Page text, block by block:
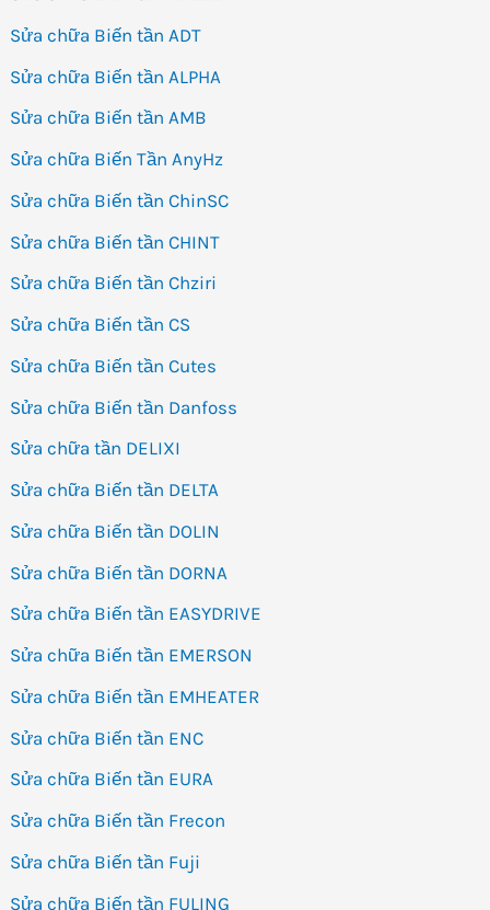
Sửa chữa Biến tần ADT
Sửa chữa Biến tần ALPHA
Sửa chữa Biến tần AMB
Sửa chữa Biến Tần AnyHz
Sửa chữa Biến tần ChinSC
Sửa chữa Biến tần CHINT
Sửa chữa Biến tần Chziri
Sửa chữa Biến tần CS
Sửa chữa Biến tần Cutes
Sửa chữa Biến tần Danfoss
Sửa chữa tần DELIXI
Sửa chữa Biến tần DELTA
Sửa chữa Biến tần DOLIN
Sửa chữa Biến tần DORNA
Sửa chữa Biến tần EASYDRIVE
Sửa chữa Biến tần EMERSON
Sửa chữa Biến tần EMHEATER
Sửa chữa Biến tần ENC
Sửa chữa Biến tần EURA
Sửa chữa Biến tần Frecon
Sửa chữa Biến tần Fuji
Sửa chữa Biến tần FULING